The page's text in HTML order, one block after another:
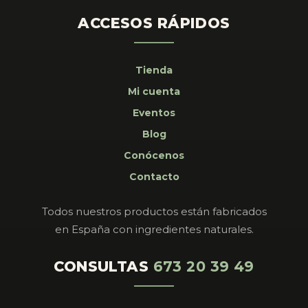
ACCESOS RÁPIDOS
Tienda
Mi cuenta
Eventos
Blog
Conócenos
Contacto
Todos nuestros productos están fabricados
en España con ingredientes naturales.
CONSULTAS 673 20 39 49